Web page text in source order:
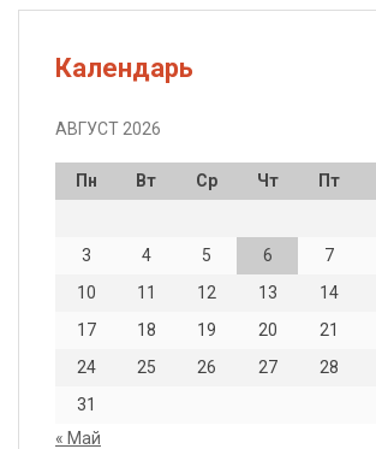
Календарь
АВГУСТ 2026
Пн Вт Ср Чт Пт
3
4 5 6 7
10
11 12 13 14
17
18 19 20 21
24
25 26 27 28
31
« Май